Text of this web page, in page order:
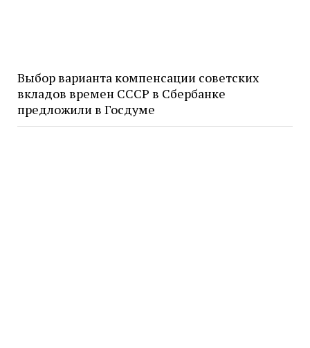
Выбор варианта компенсации советских
вкладов времен СССР в Сбербанке
предложили в Госдуме